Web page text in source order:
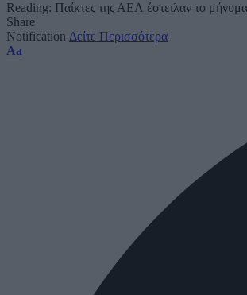
Reading: Παίκτες της ΑΕΛ έστειλαν το
Share
Notification Δείτε Περισσότερα
Font
Aa